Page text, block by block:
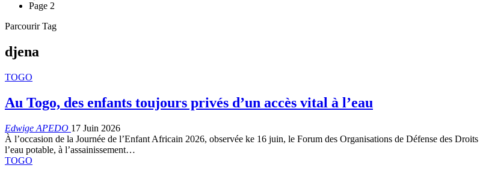
Page 2
Parcourir Tag
djena
TOGO
Au Togo, des enfants toujours privés d’un accès vital à l’eau
Edwige APEDO 17 Juin 2026
À l’occasion de la Journée de l’Enfant Africain 2026, observée ke 16 juin, le Forum des Organisations de Défense des
l’eau potable, à l’assainissement…
TOGO